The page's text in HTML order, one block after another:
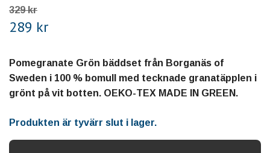
329 kr
289 kr
Pomegranate Grön bäddset från Borganäs of
Sweden i 100 % bomull med tecknade granatäpplen i
grönt på vit botten. OEKO-TEX MADE IN GREEN.
Produkten är tyvärr slut i lager.